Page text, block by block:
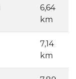
6,64
km
7,14
km